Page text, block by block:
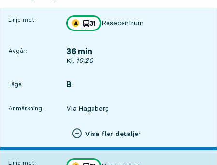
Linje mot:
Trafikstörning på resan finns
linje
31
mot
Resecentrum
,
Avgår: 36 min
Avgår, Kl. 10:20, om 36 min
Kl. 10:20
Läge:
LÄGE, B
,
Anmärkning: Via Hagaberg
Visa fler detaljer
Linje mot: